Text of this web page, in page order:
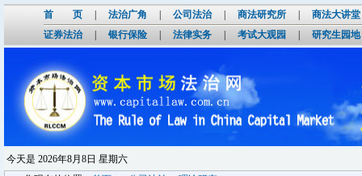
首 页 法治广角 公司法治| 商法研究所 商法大讲堂
证券法治| 银行保险 法律实务 考试大观园 研究生园地
今天是 2026年8月8日 星期六